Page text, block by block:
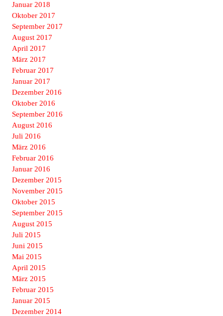
Januar 2018
Oktober 2017
September 2017
August 2017
April 2017
März 2017
Februar 2017
Januar 2017
Dezember 2016
Oktober 2016
September 2016
August 2016
Juli 2016
März 2016
Februar 2016
Januar 2016
Dezember 2015
November 2015
Oktober 2015
September 2015
August 2015
Juli 2015
Juni 2015
Mai 2015
April 2015
März 2015
Februar 2015
Januar 2015
Dezember 2014